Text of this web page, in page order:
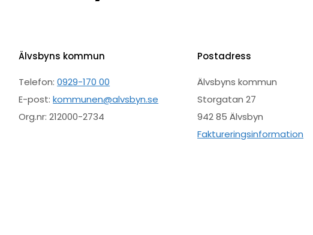
Älvsbyns kommun
Telefon:0929-170 00
E-post:kommunen@alvsbyn.se
Org.nr: 212000-2734
Postadress
Älvsbyns kommun
Storgatan 27
942 85 Älvsbyn
Faktureringsinformation